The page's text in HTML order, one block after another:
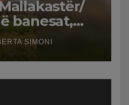
banesat,
familje
SIMONI